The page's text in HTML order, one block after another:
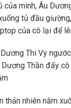
của mình, Âu
tủ đầu
của cô lại để
Thi Vy
Dương Thần đẩy
thản nhiên nằm